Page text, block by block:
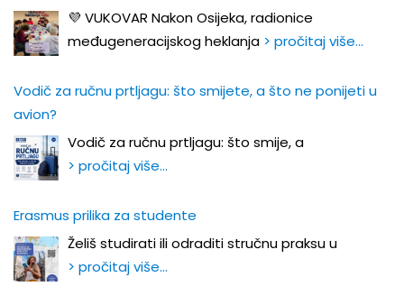
💜 VUKOVAR Nakon Osijeka, radionice
međugeneracijskog heklanja > pročitaj više…
Vodič za ručnu prtljagu: što smijete, a što ne ponijeti u
avion?
Vodič za ručnu prtljagu: što smije, a
> pročitaj više…
Erasmus prilika za studente
Želiš studirati ili odraditi stručnu praksu u
> pročitaj više…